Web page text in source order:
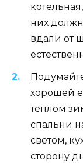
них
вдали от
хорошей
теплом
спальни
светом,
сторону